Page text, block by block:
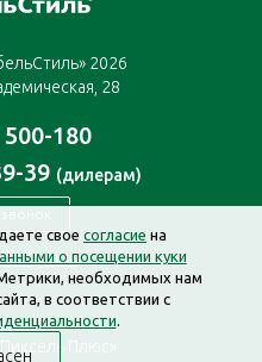
2026
28
500-180
39 (дилерам)
звонок
—
Плюс»
свое согласие на
о посещении куки
необходимых нам
в соответствии с
.